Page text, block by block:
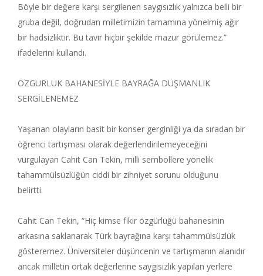
Böyle bir değere karşı sergilenen saygısızlık yalnızca belli bir
gruba değil, doğrudan milletimizin tamamına yönelmiş ağır
bir hadsizliktir. Bu tavır hiçbir şekilde mazur görülemez.”
ifadelerini kullandı.
ÖZGÜRLÜK BAHANESİYLE BAYRAĞA DÜŞMANLIK
SERGİLENEMEZ
Yaşanan olayların basit bir konser gerginliği ya da sıradan bir
öğrenci tartışması olarak değerlendirilemeyeceğini
vurgulayan Cahit Can Tekin, milli sembollere yönelik
tahammülsüzlüğün ciddi bir zihniyet sorunu olduğunu
belirtti.
Cahit Can Tekin, “Hiç kimse fikir özgürlüğü bahanesinin
arkasına saklanarak Türk bayrağına karşı tahammülsüzlük
gösteremez. Üniversiteler düşüncenin ve tartışmanın alanıdır
ancak milletin ortak değerlerine saygısızlık yapılan yerlere